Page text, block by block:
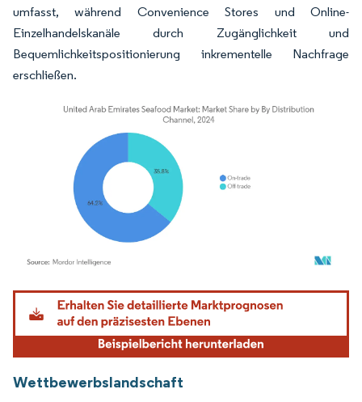
umfasst, während Convenience Stores und Online-
Einzelhandelskanäle durch Zugänglichkeit und
Bequemlichkeitspositionierung inkrementelle Nachfrage
erschließen.
Bild © Mordor Intelligence. Wiederverwendung erfordert Namensnennung gemäß
Wettbewerbslandschaft